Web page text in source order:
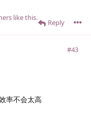
Reply
like this.
#43
率不会太高